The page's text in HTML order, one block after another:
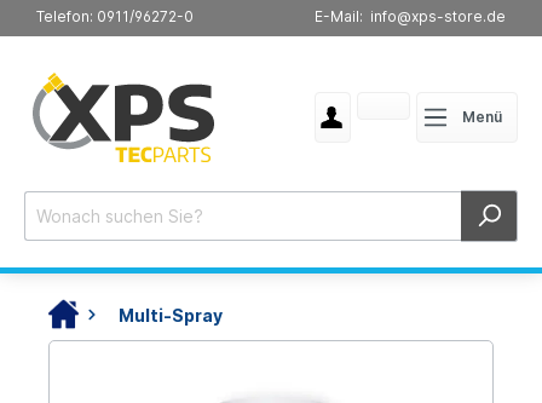
Telefon: 0911/96272-0 E-Mail: info@xps-store.de
Menü
Multi-Spray